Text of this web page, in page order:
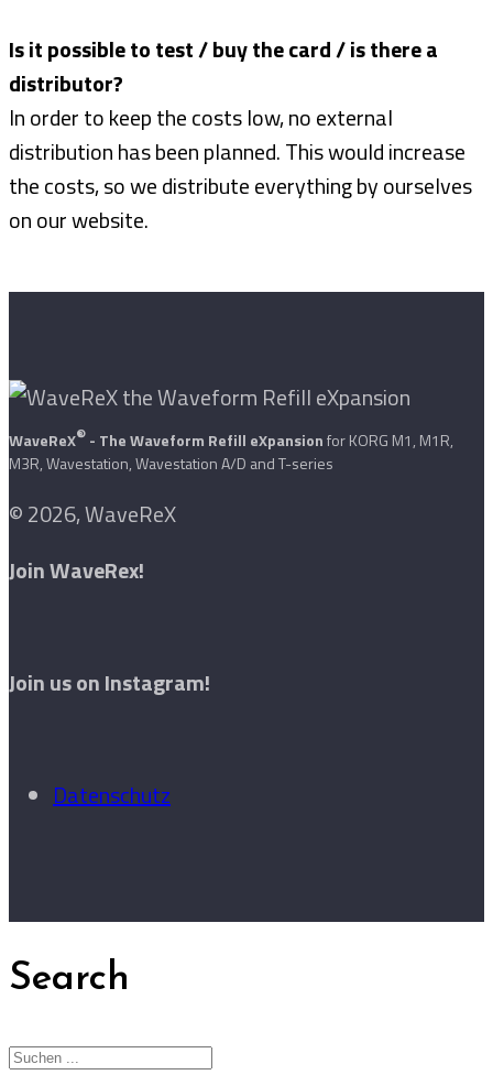
Is it possible to test / buy the card / is there a
distributor?
In order to keep the costs low, no external
distribution has been planned. This would increase
the costs, so we distribute everything by ourselves
on our website.
WaveReX® - The Waveform Refill eXpansionfor KORG M1, M1R,
M3R, Wavestation, Wavestation A/D and T-series
© 2026, WaveReX
Join WaveRex!
Join us on Instagram!
Datenschutz
Search